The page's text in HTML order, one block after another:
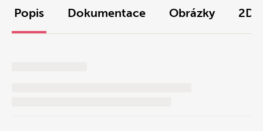
Popis Dokumentace Obrázky 2D/